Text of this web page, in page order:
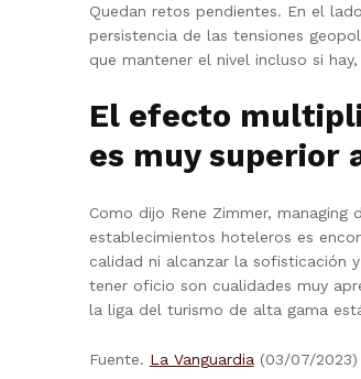
Quedan retos pendientes. En el
persistencia de las tensiones
que mantener el nivel incluso si
El efecto
es muy superior
Como dijo Rene Zimmer,
establecimientos hoteleros es
calidad ni alcanzar la sofisticación
tener oficio son cualidades muy
la liga del turismo de alta gama
Fuente. La Vanguardia (03/07/2023)